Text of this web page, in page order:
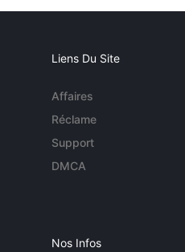
Liens Du Site
Affaires
Réclame
Support
DMCA
Nos Infos